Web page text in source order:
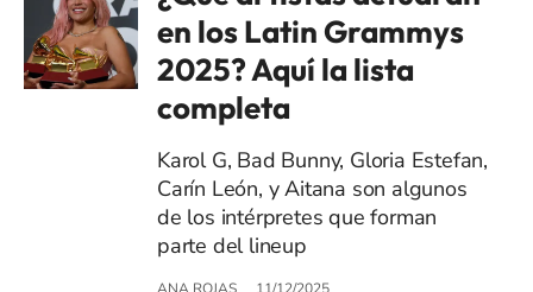
en los Latin Grammys
2025? Aquí la lista
completa
Karol G, Bad Bunny, Gloria Estefan,
Carín León, y Aitana son algunos
de los intérpretes que forman
parte del lineup
ANA ROJAS 11/12/2025